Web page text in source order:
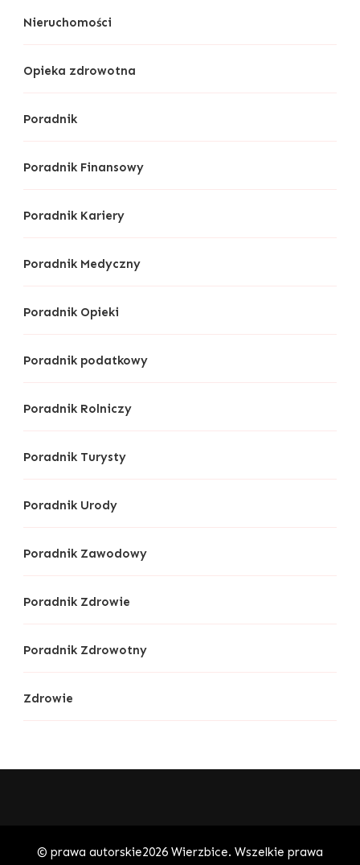
Nieruchomości
Opieka zdrowotna
Poradnik
Poradnik Finansowy
Poradnik Kariery
Poradnik Medyczny
Poradnik Opieki
Poradnik podatkowy
Poradnik Rolniczy
Poradnik Turysty
Poradnik Urody
Poradnik Zawodowy
Poradnik Zdrowie
Poradnik Zdrowotny
Zdrowie
© prawa autorskie2026 Wierzbice. Wszelkie prawa